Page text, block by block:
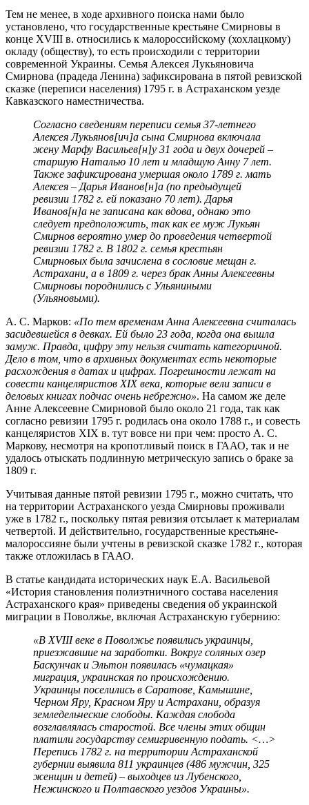
Тем не менее, в ходе архивного поиска нами было
установлено, что государственные крестьяне Смирновы в
конце XVIII в. относились к малороссийскому (хохлацкому)
окладу (обществу), то есть происходили с территории
современной Украины. Семья Алексея Лукьяновича
Смирнова (прадеда Ленина) зафиксирована в пятой ревизской
сказке (переписи населения) 1795 г. в Астраханском уезде
Кавказского наместничества.
Согласно сведениям переписи семья 37-летнего
Алексея Лукьянов[ич]а сына Смирнова включала
жену Марфу Васильев[н]у 31 года и двух дочерей –
старшую Наталью 10 лет и младшую Анну 7 лет.
Также зафиксирована умершая около 1789 г. мать
Алексея – Дарья Иванов[н]а (по предыдущей
ревизии 1782 г. ей показано 70 лет). Дарья
Иванов[н]а не записана как вдова, однако это
следует предположить, так как ее муж Лукьян
Смирнов вероятно умер до проведения четвертой
ревизии 1782 г. В 1802 г. семья крестьян
Смирновых была зачислена в сословие мещан г.
Астрахани, а в 1809 г. через брак Анны Алексеевны
Смирновы породнились с Ульяниными
(Ульяновыми).
А. С. Марков: «По тем временам Анна Алексеевна считалась
засидевшейся в девках. Ей было 23 года, когда она вышла
замуж. Правда, цифру эту нельзя считать категоричной.
Дело в том, что в архивных документах есть некоторые
расхождения в датах и цифрах. Погрешности лежат на
совести канцеляристов XIX века, которые вели записи в
деловых книгах подчас очень небрежно». На самом же деле
Анне Алексеевне Смирновой было около 21 года, так как
согласно ревизии 1795 г. родилась она около 1788 г., и совесть
канцеляристов XIX в. тут вовсе ни при чем: просто А. С.
Маркову, несмотря на кропотливый поиск в ГААО, так и не
удалось отыскать подлинную метрическую запись о браке за
1809 г.
Учитывая данные пятой ревизии 1795 г., можно считать, что
на территории Астраханского уезда Смирновы проживали
уже в 1782 г., поскольку пятая ревизия отсылает к материалам
четвертой. И действительно, государственные крестьяне-
малороссияне были учтены в ревизской сказке 1782 г., которая
также отложилась в ГААО.
В статье кандидата исторических наук Е.А. Васильевой
«История становления полиэтничного состава населения
Астраханского края» приведены сведения об украинской
миграции в Поволжье, включая Астраханскую губернию:
«В XVIII веке в Поволжье появились украинцы,
приезжавшие на заработки. Вокруг соляных озер
Баскунчак и Эльтон появилась «чумацкая»
миграция, украинская по происхождению.
Украинцы поселились в Саратове, Камышине,
Черном Яру, Красном Яру и Астрахани, образуя
земледельческие слободы. Каждая слобода
возглавлялась старостой. Все члены этих общин
платили государству семигривенную подать. <…>
Перепись 1782 г. на территории Астраханской
губернии выявила 811 украинцев (486 мужчин, 325
женщин и детей) – выходцев из Лубенского,
Нежинского и Полтавского уездов Украины».